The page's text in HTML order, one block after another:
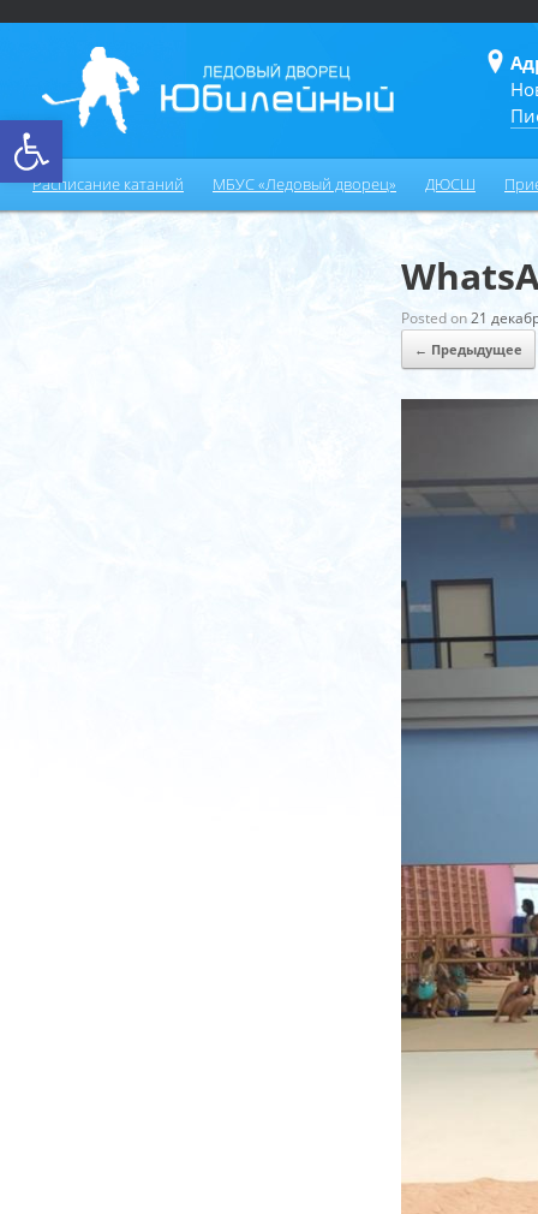
Открыть панель инструментов
Расписание катаний МБУС «Ледовый дворец» ДЮСШ
Posted on21
← Предыдущее